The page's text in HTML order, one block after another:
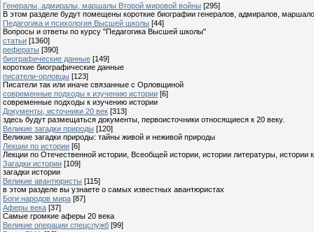
Генералы, адмиралы, маршалы Второй мировой войны [295]
В этом разделе будут помещены короткие биографии генералов, адмиралов,
Педагогика и психология Высшей школы [44]
Вопросы и ответы по курсу "Педагогика Высшей школы"
статьи [1360]
рефераты [390]
биографические данные [149]
короткие биографические данные
писатели-орловцы [123]
Писатели так или иначе связанные с Орловщиной
современные подходы к изучению истории [6]
современные подходы к изучению истории
Документы, источники 20 век [313]
здесь будут размещаться документы, первоисточники относящиеся к 20 веку.
Великие загадки природы [120]
Великие загадки природы: тайны живой и неживой природы
Лекции по истории [6]
Лекции по Отечественной истории, Всеобщей истории, истории литературы, истории
Загадки истории [109]
загадки истории
Великие авантюристы [115]
в этом разделе вы узнаете о самых известных авантюристах
Боги народов мира [87]
Аферы века [37]
Самые громкие аферы 20 века
Великие операции спецслужб [99]